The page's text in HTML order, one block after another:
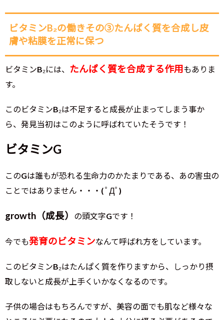
ビタミンB₂の働きその③たんぱく質を合成し皮
膚や粘膜を正常に保つ
ビタミンB₂には、 たんぱく質を合成する作用 もありま
す。
このビタミンB₂は不足すると成長が止まってしまう事か
ら、発見当初はこのように呼ばれていたそうです！
ビタミンG
このGは誰もが恐れる生命力のかたまりである、あの害虫の
ことではありません・・・( ﾟДﾟ)
growth（成長） の頭文字Gです！
今でも発育のビタミンなんて呼ばれ方をしています。
このビタミンB₂はたんぱく質を作りますから、しっかり摂
取しないと成長が上手くいかなくなるのです。
子供の場合はもちろんですが、美容の面でも肌など様々な